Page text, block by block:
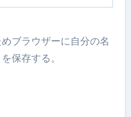
ブラウザーに自分の名
保存する。